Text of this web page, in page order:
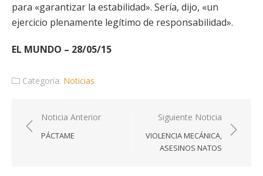
para «garantizar la estabilidad». Sería, dijo, «un
ejercicio plenamente legítimo de responsabilidad».
EL MUNDO – 28/05/15
Categoría: Noticias
Navegación
de
Noticia Anterior
PÁCTAME
Siguiente Noticia
VIOLENCIA MECÁNICA,
ASESINOS NATOS